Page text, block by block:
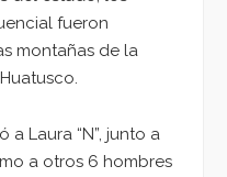
fueron
montañas de la
a Laura “N”, junto a
a otros 6 hombres